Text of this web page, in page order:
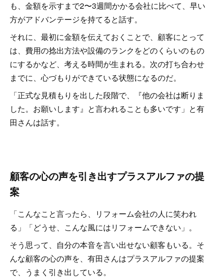
も、金額を示すまで2〜3週間かかる会社に比べて、早い
方がアドバンテージを持てると話す。
それに、最初に金額を伝えておくことで、顧客にとって
は、費用の捻出方法や設備のランクをどのくらいのもの
にするかなど、考える時間が生まれる。次の打ち合わせ
までに、心づもりができている状態になるのだ。
「正式な見積もりを出した段階で、『他の会社は断りま
した。お願いします』と言われることも多いです」と有
田さんは話す。
顧客の心の声を引き出すプラスアルファの提
案
「こんなこと言ったら、リフォーム会社の人に笑われ
る」「どうせ、こんな風にはリフォームできない」。
そう思って、自分の本音を言い出せない顧客もいる。そ
んな顧客の心の声を、有田さんはプラスアルファの提案
で、うまく引き出している。